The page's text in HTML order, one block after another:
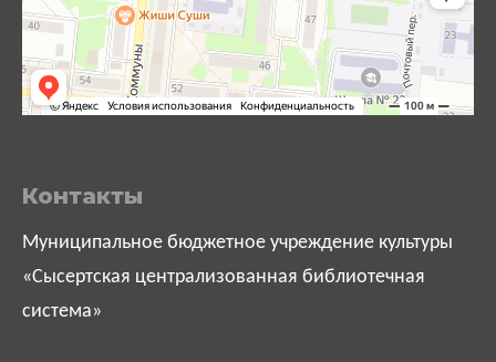
Контакты
Муниципальное бюджетное учреждение культуры
«Сысертская централизованная библиотечная
система»